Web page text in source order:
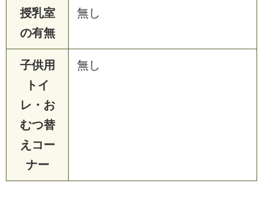
授乳室
の有無
無し
子供用
トイ
レ・お
むつ替
えコー
ナー
無し